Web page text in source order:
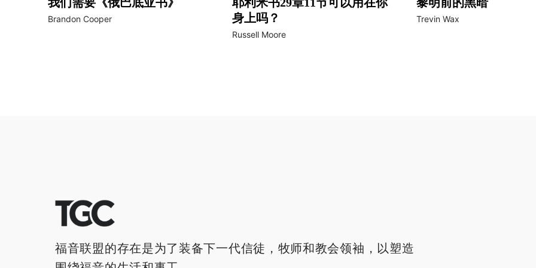
Brandon Cooper
身上吗？
Russell Moore
Trevin Wax
福音联盟的存在是为了装备下一代信徒，牧师和教会领袖，以塑造